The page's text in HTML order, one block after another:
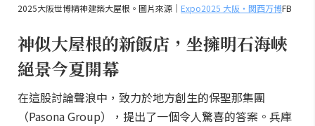
2025大阪世博精神建築大屋根。圖片來源｜ Expo2025 大阪・関西万博FB
神似大屋根的新飯店，坐擁明石海峽
絕景今夏開幕
在這股討論聲浪中，致力於地方創生的保聖那集團
（Pasona Group），提出了一個令人驚喜的答案。兵庫